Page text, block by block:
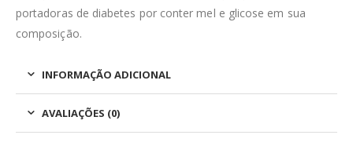
portadoras de diabetes por conter mel e glicose em sua
composição.
INFORMAÇÃO ADICIONAL
AVALIAÇÕES (0)